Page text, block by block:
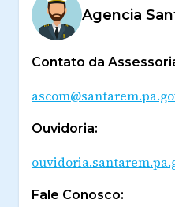
Agencia
Contato da
Ouvidoria:
Fale Conosco: